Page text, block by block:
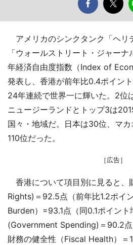
アメリカのシンクタンク「ヘリ
「ウォールストリート・ジャー
年経済自由度指数（Index of
発表し、香港が前年比0.4ポイン
24年連続で世界一に輝いた。2位
ニュージーランドとトップ3は
国々・地域だ。日本は30位、マ
110位だった。
［広告］
香港について項目別に見ると
Rights)＝92.5点（前年比1.2ポイ
Burden）=93.1点（同0.1ポイント
(Government Spending)＝90.2点
財務の健全性（Fiscal Health）＝